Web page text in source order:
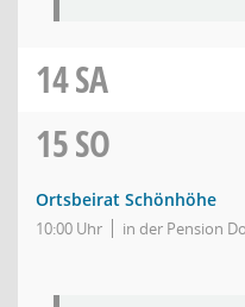
14SA
15SO
Ortsbeirat Schönhöhe
10:00 Uhr in der Pension